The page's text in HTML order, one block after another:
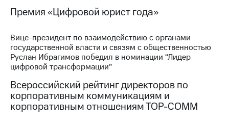
Интервью
Финансовая
отчетность
Контакты
Новости
Премия «Цифровой юрист года»
Вице-президент по взаимодействию с органами
государственной власти и связям с общественностью
Руслан Ибрагимов победил в номинации “Лидер
цифровой трансформации”
Всероссийский рейтинг директоров по
корпоративным коммуникациям и
корпоративным отношениям ТОР-СОММ